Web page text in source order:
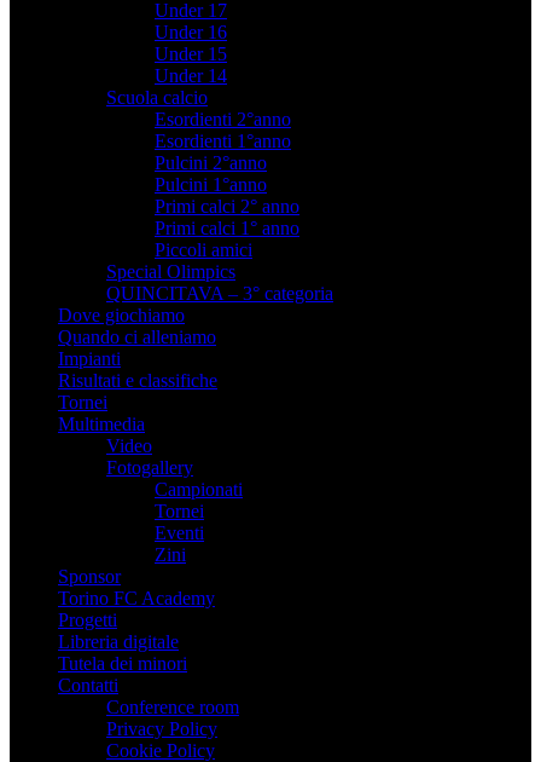
Under 17
Under 16
Under 15
Under 14
Scuola calcio
Esordienti 2°anno
Esordienti 1°anno
Pulcini 2°anno
Pulcini 1°anno
Primi calci 2° anno
Primi calci 1° anno
Piccoli amici
Special Olimpics
QUINCITAVA – 3° categoria
Dove giochiamo
Quando ci alleniamo
Impianti
Risultati e classifiche
Tornei
Multimedia
Video
Fotogallery
Campionati
Tornei
Eventi
Zini
Sponsor
Torino FC Academy
Progetti
Libreria digitale
Tutela dei minori
Contatti
Conference room
Privacy Policy
Cookie Policy